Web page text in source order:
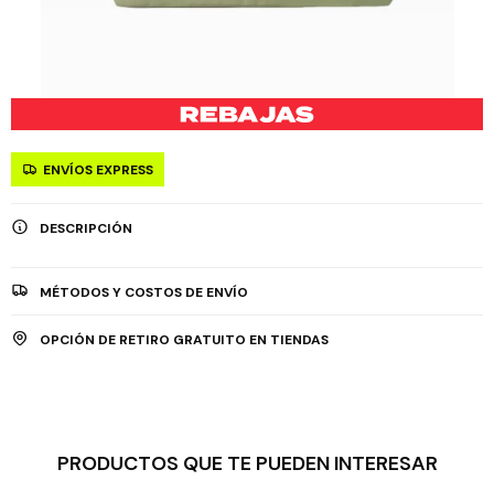
ENVÍOS EXPRESS
DESCRIPCIÓN
MÉTODOS Y COSTOS DE ENVÍO
OPCIÓN DE RETIRO GRATUITO EN TIENDAS
PRODUCTOS QUE TE PUEDEN INTERESAR